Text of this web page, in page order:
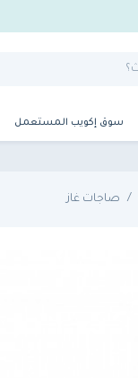
سوق إكويب المستعمل
صاجات غاز